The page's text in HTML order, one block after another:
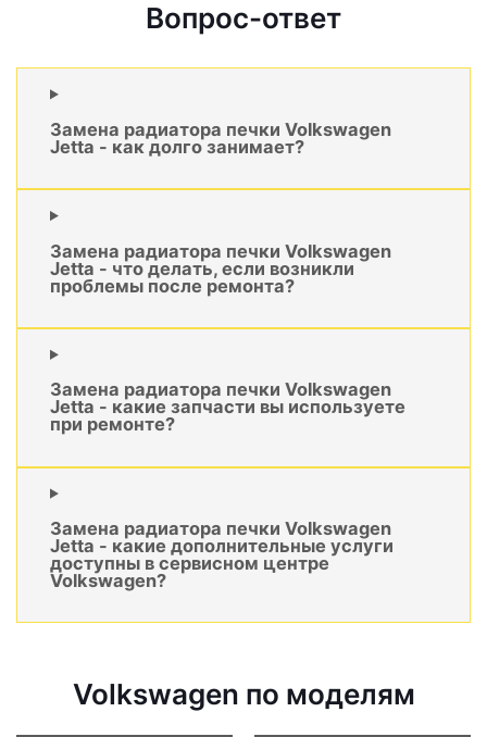
Вопрос-ответ
Замена радиатора печки Volkswagen
Jetta - как долго занимает?
Замена радиатора печки Volkswagen
Jetta - что делать, если возникли
проблемы после ремонта?
Замена радиатора печки Volkswagen
Jetta - какие запчасти вы используете
при ремонте?
Замена радиатора печки Volkswagen
Jetta - какие дополнительные услуги
доступны в сервисном центре
Volkswagen?
Volkswagen по моделям